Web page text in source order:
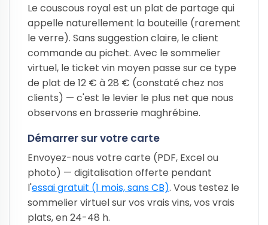
Le couscous royal est un plat de partage qui
appelle naturellement la bouteille (rarement
le verre). Sans suggestion claire, le client
commande au pichet. Avec le sommelier
virtuel, le ticket vin moyen passe sur ce type
de plat de 12 € à 28 € (constaté chez nos
clients) — c'est le levier le plus net que nous
observons en brasserie maghrébine.
Démarrer sur votre carte
Envoyez-nous votre carte (PDF, Excel ou
photo) — digitalisation offerte pendant
l'essai gratuit (1 mois, sans CB). Vous testez le
sommelier virtuel sur vos vrais vins, vos vrais
plats, en 24-48 h.